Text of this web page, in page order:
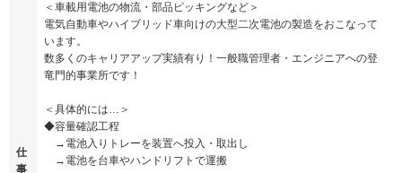
仕
事
＜車載用電池の物流・部品ピッキングなど＞
電気自動車やハイブリッド車向けの大型二次電池の製造をおこなって
います。
数多くのキャリアアップ実績有り！一般職管理者・エンジニアへの登
竜門的事業所です！
＜具体的には…＞
◆容量確認工程
→電池入りトレーを装置へ投入・取出し
→電池を台車やハンドリフトで運搬